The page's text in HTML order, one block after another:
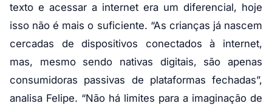
texto e acessar a internet era um diferencial, hoje
isso não é mais o suficiente. “As crianças já nascem
cercadas de dispositivos conectados à internet,
mas, mesmo sendo nativas digitais, são apenas
consumidoras passivas de plataformas fechadas”,
analisa Felipe. “Não há limites para a imaginação de